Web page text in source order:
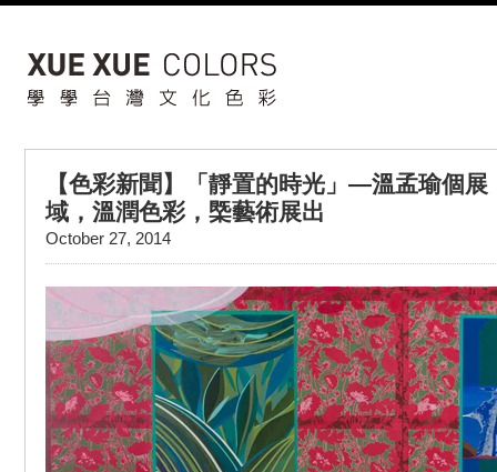
【色彩新聞】「靜置的時光」—溫孟瑜個
域，溫潤色彩，㮣藝術展出
October 27, 2014